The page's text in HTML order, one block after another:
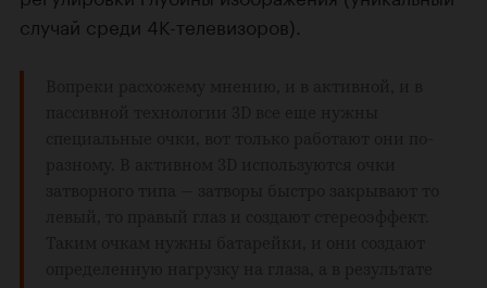
случай среди 4K-телевизоров).